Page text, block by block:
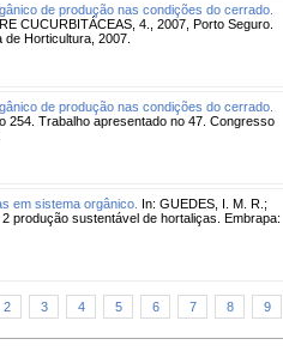
de produção nas condições do cerrado.
CUCURBITÁCEAS, 4., 2007, Porto Seguro.
Horticultura, 2007.
de produção nas condições do cerrado.
254. Trabalho apresentado no 47. Congresso
em sistema orgânico. In: GUEDES, I. M. R.;
produção sustentável de hortaliças. Embrapa:
2 3 4 5 6 7 8 9